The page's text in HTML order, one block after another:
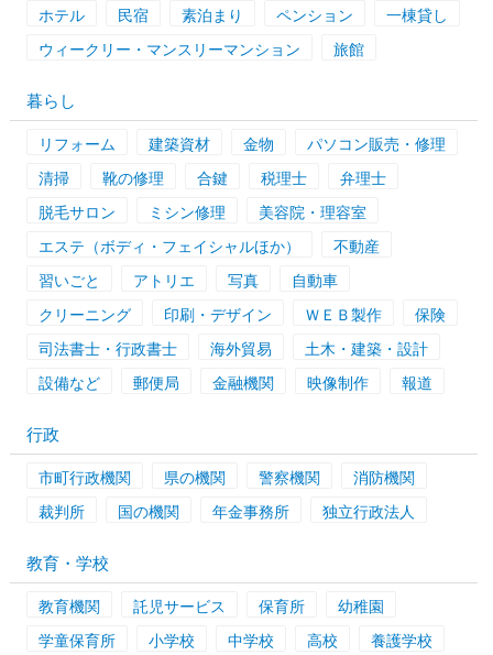
ホテル 民宿 素泊まり ペンション
一棟貸し
ウィークリー・マンスリーマンション
旅館
暮らし
リフォーム 建築資材 金物
パソコン販売・修理
清掃
靴の修理 合鍵 税理士
弁理士
脱毛サロン
ミシン修理
美容院・理容室
エステ（ボディ・フェイシャルほか）
不動産
習いごと
アトリエ 写真
自動車
クリーニング
印刷・デザイン ＷＥＢ製作
保険
司法書士・行政書士
海外貿易
土木・建築・設計
設備など
郵便局 金融機関 映像制作 報道
行政
市町行政機関 県の機関 警察機関
消防機関
裁判所
国の機関 年金事務所 独立行政法人
教育・学校
教育機関 託児サービス 保育所
幼稚園
学童保育所
小学校 中学校 高校
養護学校